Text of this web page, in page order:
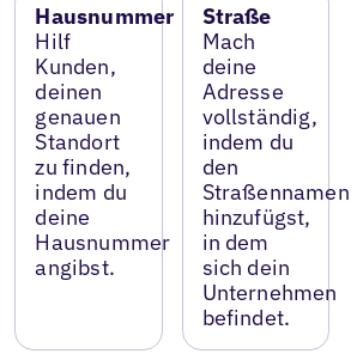
Hausnummer
Hilf
Kunden,
deinen
genauen
Standort
zu finden,
indem du
deine
Hausnummer
angibst.
Straße
Mach
deine
Adresse
vollständig,
indem du
den
Straßennamen
hinzufügst,
in dem
sich dein
Unternehmen
befindet.